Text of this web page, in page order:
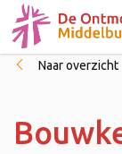
Naar overzicht